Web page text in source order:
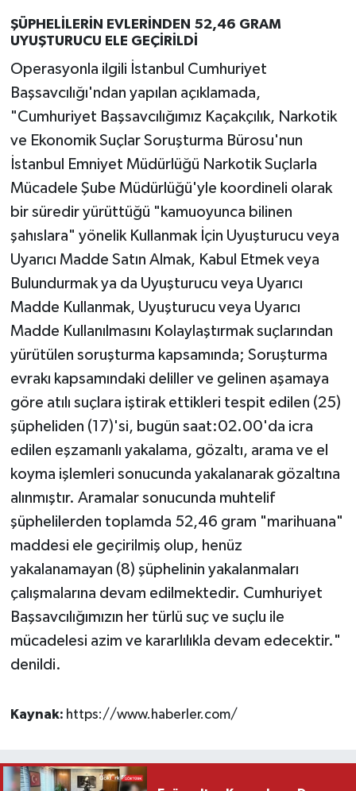
ŞÜPHELİLERİN EVLERİNDEN 52,46 GRAM
UYUŞTURUCU ELE GEÇİRİLDİ
Operasyonla ilgili İstanbul Cumhuriyet
Başsavcılığı'ndan yapılan açıklamada,
"Cumhuriyet Başsavcılığımız Kaçakçılık, Narkotik
ve Ekonomik Suçlar Soruşturma Bürosu'nun
İstanbul Emniyet Müdürlüğü Narkotik Suçlarla
Mücadele Şube Müdürlüğü'yle koordineli olarak
bir süredir yürüttüğü "kamuoyunca bilinen
şahıslara" yönelik Kullanmak İçin Uyuşturucu veya
Uyarıcı Madde Satın Almak, Kabul Etmek veya
Bulundurmak ya da Uyuşturucu veya Uyarıcı
Madde Kullanmak, Uyuşturucu veya Uyarıcı
Madde Kullanılmasını Kolaylaştırmak suçlarından
yürütülen soruşturma kapsamında; Soruşturma
evrakı kapsamındaki deliller ve gelinen aşamaya
göre atılı suçlara iştirak ettikleri tespit edilen (25)
şüpheliden (17)'si, bugün saat:02.00'da icra
edilen eşzamanlı yakalama, gözaltı, arama ve el
koyma işlemleri sonucunda yakalanarak gözaltına
alınmıştır. Aramalar sonucunda muhtelif
şüphelilerden toplamda 52,46 gram "marihuana"
maddesi ele geçirilmiş olup, henüz
yakalanamayan (8) şüphelinin yakalanmaları
çalışmalarına devam edilmektedir. Cumhuriyet
Başsavcılığımızın her türlü suç ve suçlu ile
mücadelesi azim ve kararlılıkla devam edecektir."
denildi.
Kaynak: https://www.haberler.com/